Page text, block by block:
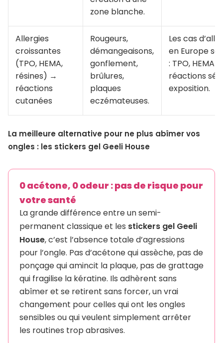
zone blanche.
Allergies
croissantes
(TPO, HEMA,
résines) →
réactions
cutanées
Rougeurs,
démangeaisons,
gonflement,
brûlures,
plaques
eczémateuses.
Les cas
en Europe
: TPO, HEMA
réactions
exposition.
La meilleure alternative pour ne plus abîmer vos
ongles : les stickers gel Geeli House
0 acétone, 0 odeur : pas de risque pour
votre santé
La grande différence entre un semi-
permanent classique et les stickers gel Geeli
House, c’est l’absence totale d’agressions
pour l’ongle. Pas d’acétone qui assèche, pas de
ponçage qui amincit la plaque, pas de grattage
qui fragilise la kératine. Ils adhèrent sans
abîmer et se retirent sans forcer, un vrai
changement pour celles qui ont les ongles
sensibles ou qui veulent simplement arrêter
les routines trop abrasives.